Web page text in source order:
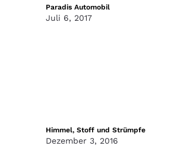
Paradis Automobil
Juli 6, 2017
Himmel, Stoff und Strümpfe
Dezember 3, 2016